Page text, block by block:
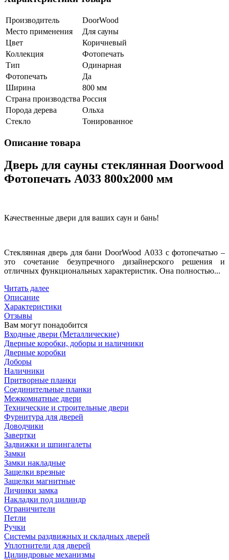
Производитель
DoorWood
Место применения
Для сауны
Цвет
Коричневый
Коллекция
Фотопечать
Тип
Одинарная
Фотопечать
Да
Ширина
800 мм
Страна производства Россия
Порода дерева
Ольха
Стекло
Тонированное
Описание товара
Дверь для сауны стеклянная Doorwood
Фотопечать A033 800х2000 мм
Качественные двери для ваших саун и бань!
Стеклянная дверь для бани DoorWood A033 с фотопечатью –
это сочетание безупречного дизайнерского решения и
отличных функциональных характеристик. Она полностью...
Читать далее
Описание
Характеристики
Отзывы
Вам могут понадобится
Входные двери (Металлические)
Дверные коробки, доборы и наличники
Дверные коробки
Доборы
Наличники
Притворные планки
Соединительные планки
Межкомнатные двери
Технические и строительные двери
Фурнитура для дверей
Доводчики
Завертки
Задвижки и шпингалеты
Замки
Замки накладные
Защелки врезные
Защелки магнитные
Личинки замка
Накладки под цилиндр
Ограничители
Петли
Ручки
Системы раздвижных и складных дверей
Уплотнители для дверей
Цилиндровые механизмы